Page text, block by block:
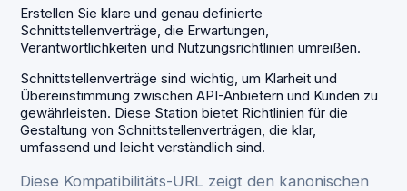
Erstellen Sie klare und genau definierte
Schnittstellenverträge, die Erwartungen,
Verantwortlichkeiten und Nutzungsrichtlinien umreißen.
Schnittstellenverträge sind wichtig, um Klarheit und
Übereinstimmung zwischen API-Anbietern und Kunden zu
gewährleisten. Diese Station bietet Richtlinien für die
Gestaltung von Schnittstellenverträgen, die klar,
umfassend und leicht verständlich sind.
Diese Kompatibilitäts-URL zeigt den kanonischen